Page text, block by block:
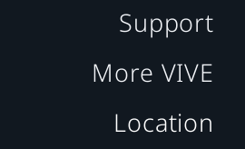
Support
More VIVE
Location